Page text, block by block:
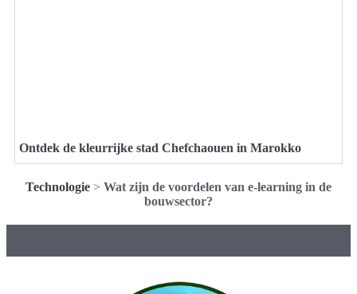
Ontdek de kleurrijke stad Chefchaouen in Marokko
Technologie > Wat zijn de voordelen van e-learning in de
bouwsector?